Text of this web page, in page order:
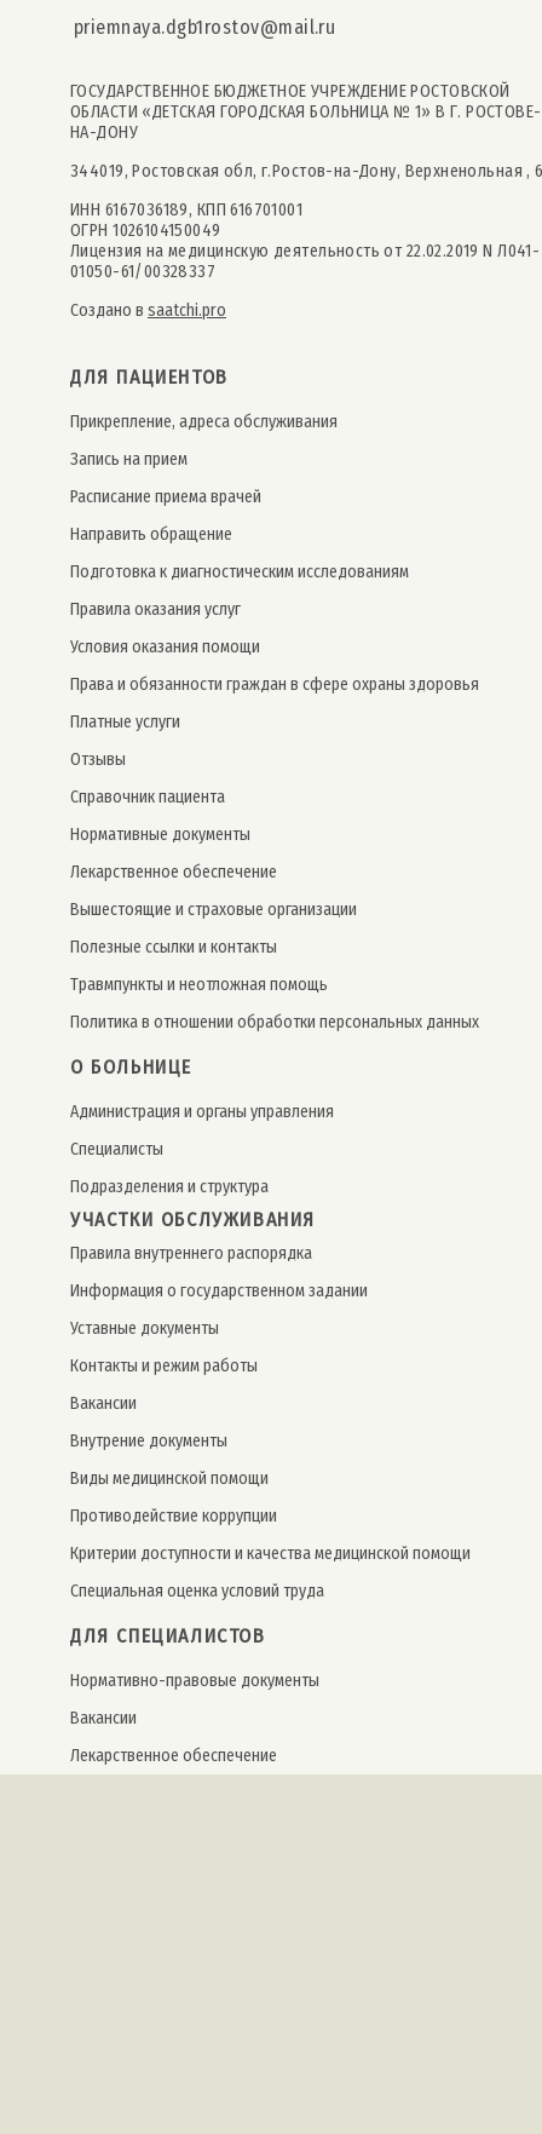
priemnaya.dgb1rostov@mail.ru
ГОСУДАРСТВЕННОЕ БЮДЖЕТНОЕ УЧРЕЖДЕНИЕ РОСТОВСКОЙ
ОБЛАСТИ «ДЕТСКАЯ ГОРОДСКАЯ БОЛЬНИЦА № 1» В Г. РОСТОВЕ-
НА-ДОНУ
344019, Ростовская обл, г.Ростов-на-Дону, Верхненольная ,
ИНН 6167036189, КПП 616701001
ОГРН 1026104150049
Лицензия на медицинскую деятельность от 22.02.2019 N Л041-
01050-61/00328337
Создано в saatchi.pro
ДЛЯ ПАЦИЕНТОВ
Прикрепление, адреса обслуживания
Запись на прием
Расписание приема врачей
Направить обращение
Подготовка к диагностическим исследованиям
Правила оказания услуг
Условия оказания помощи
Права и обязанности граждан в сфере охраны здоровья
Платные услуги
Отзывы
Справочник пациента
Нормативные документы
Лекарственное обеспечение
Вышестоящие и страховые организации
Полезные ссылки и контакты
Травмпункты и неотложная помощь
Политика в отношении обработки персональных данных
О БОЛЬНИЦЕ
Администрация и органы управления
Специалисты
Подразделения и структура
УЧАСТКИ ОБСЛУЖИВАНИЯ
Правила внутреннего распорядка
Информация о государственном задании
Уставные документы
Контакты и режим работы
Вакансии
Внутрение документы
Виды медицинской помощи
Противодействие коррупции
Критерии доступности и качества медицинской помощи
Специальная оценка условий труда
ДЛЯ СПЕЦИАЛИСТОВ
Нормативно-правовые документы
Вакансии
Лекарственное обеспечение